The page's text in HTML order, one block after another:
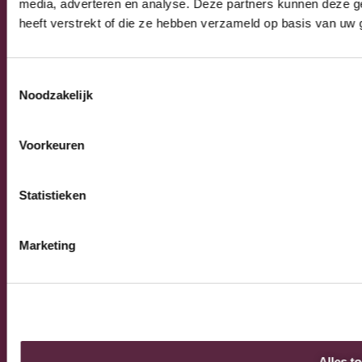
media, adverteren en analyse. Deze partners kunnen deze
heeft verstrekt of die ze hebben verzameld op basis van
Noodzakelijk
Voorkeuren
Statistieken
Marketing
Algemene verkoop-, leverings- en
Privacy Policy
© 2026 Burnex Group B.V. | Design by